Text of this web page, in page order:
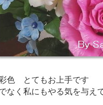
色 とてもお上手です
なく私にもやる気を与え